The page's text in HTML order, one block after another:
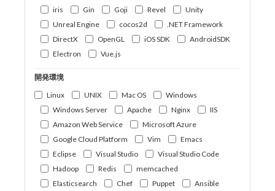
iris
Gin Goji Revel
Unity
Unreal Engine
cocos2d
.NET Framework
DirectX
OpenGL iOS SDK
AndroidSDK
Electron
Vue.js
開発環境
Linux
UNIX Mac OS
Windows
Windows Server
Apache Nginx
IIS
Amazon Web Service
Microsoft Azure
Google Cloud Platform
Vim
Emacs
Eclipse
Visual Studio
Visual Studio Code
Hadoop
Redis
memcached
Elasticsearch
Chef Puppet
Ansible